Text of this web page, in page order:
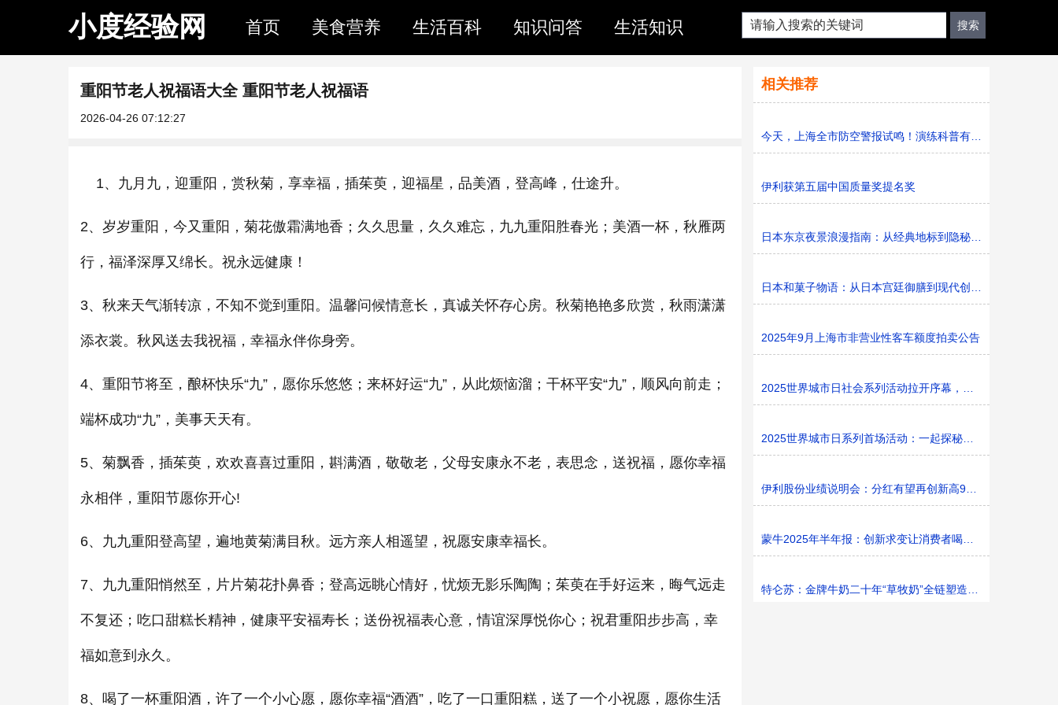
小度经验网 首页 美食营养 生活百科 知识问答 生活知识
重阳节老人祝福语大全 重阳节老人祝福语
2026-04-26 07:12:27
1、九月九，迎重阳，赏秋菊，享幸福，插茱萸，迎福星，品美酒，登高峰，仕途升。
2、岁岁重阳，今又重阳，菊花傲霜满地香；久久思量，久久难忘，九九重阳胜春光；美酒一杯，秋雁两
行，福泽深厚又绵长。祝永远健康！
3、秋来天气渐转凉，不知不觉到重阳。温馨问候情意长，真诚关怀存心房。秋菊艳艳多欣赏，秋雨潇潇
添衣裳。秋风送去我祝福，幸福永伴你身旁。
4、重阳节将至，酿杯快乐“九”，愿你乐悠悠；来杯好运“九”，从此烦恼溜；干杯平安“九”，顺风向前走；
端杯成功“九”，美事天天有。
5、菊飘香，插茱萸，欢欢喜喜过重阳，斟满酒，敬敬老，父母安康永不老，表思念，送祝福，愿你幸福
永相伴，重阳节愿你开心!
6、九九重阳登高望，遍地黄菊满目秋。远方亲人相遥望，祝愿安康幸福长。
7、九九重阳悄然至，片片菊花扑鼻香；登高远眺心情好，忧烦无影乐陶陶；茱萸在手好运来，晦气远走
不复还；吃口甜糕长精神，健康平安福寿长；送份祝福表心意，情谊深厚悦你心；祝君重阳步步高，幸
福如意到永久。
8、喝了一杯重阳酒，许了一个小心愿，愿你幸福“酒酒”，吃了一口重阳糕，送了一个小祝愿，愿你生活
相关推荐
今天，上海全市防空警报试鸣！演练科普有序进行，人防意
伊利获第五届中国质量奖提名奖
日本东京夜景浪漫指南：从经典地标到隐秘胜地
日本和菓子物语：从日本宫廷御膳到现代创新的甜蜜传承
2025年9月上海市非营业性客车额度拍卖公告
2025世界城市日社会系列活动拉开序幕，探寻社区花园里的
2025世界城市日系列首场活动：一起探秘家门口的“魔法花园”
伊利股份业绩说明会：分红有望再创新高9%利润率目标不变
蒙牛2025年半年报：创新求变让消费者喝上奶、喝好奶、喝
特仑苏：金牌牛奶二十年“草牧奶”全链塑造有机新矩阵